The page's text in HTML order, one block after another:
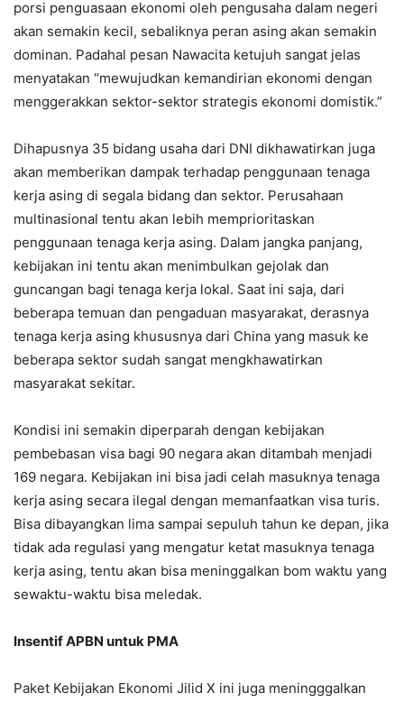
porsi penguasaan ekonomi oleh pengusaha dalam negeri
akan semakin kecil, sebaliknya peran asing akan semakin
dominan. Padahal pesan Nawacita ketujuh sangat jelas
menyatakan “mewujudkan kemandirian ekonomi dengan
menggerakkan sektor-sektor strategis ekonomi domistik.”
Dihapusnya 35 bidang usaha dari DNI dikhawatirkan juga
akan memberikan dampak terhadap penggunaan tenaga
kerja asing di segala bidang dan sektor. Perusahaan
multinasional tentu akan lebih memprioritaskan
penggunaan tenaga kerja asing. Dalam jangka panjang,
kebijakan ini tentu akan menimbulkan gejolak dan
guncangan bagi tenaga kerja lokal. Saat ini saja, dari
beberapa temuan dan pengaduan masyarakat, derasnya
tenaga kerja asing khususnya dari China yang masuk ke
beberapa sektor sudah sangat mengkhawatirkan
masyarakat sekitar.
Kondisi ini semakin diperparah dengan kebijakan
pembebasan visa bagi 90 negara akan ditambah menjadi
169 negara. Kebijakan ini bisa jadi celah masuknya tenaga
kerja asing secara ilegal dengan memanfaatkan visa turis.
Bisa dibayangkan lima sampai sepuluh tahun ke depan, jika
tidak ada regulasi yang mengatur ketat masuknya tenaga
kerja asing, tentu akan bisa meninggalkan bom waktu yang
sewaktu-waktu bisa meledak.
Insentif APBN untuk PMA
Paket Kebijakan Ekonomi Jilid X ini juga meningggalkan